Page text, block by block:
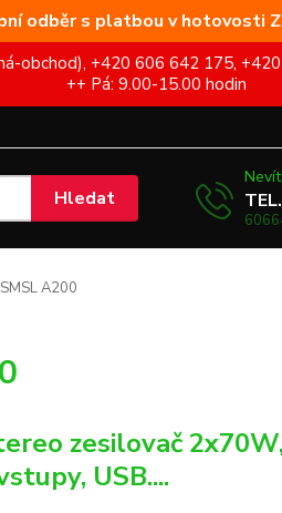
odběr s platbou v hotovosti
obchod), +420 606 642 175,
++ Pá: 9.00-15.00 hodin
Hledat
SMSL A200
zesilovač
USB....